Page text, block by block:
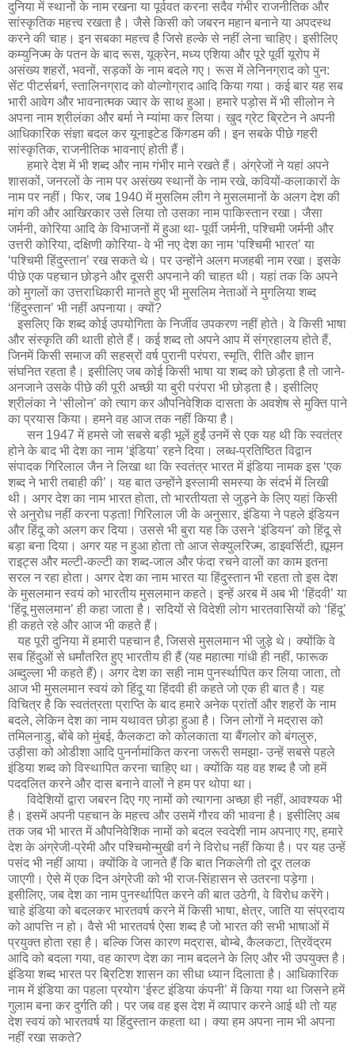
दुनिया में स्थानों के नाम रखना या पूर्ववत करना सदैव गंभीर राजनीतिक और
सांस्कृतिक महत्त्व रखता है। जैसे किसी को जबरन महान बनाने या अपदस्थ
करने की चाह। इन सबका महत्त्व है जिसे हल्के से नहीं लेना चाहिए। इसीलिए
कम्युनिज्म के पतन के बाद रूस, यूक्रेन, मध्य एशिया और पूरे पूर्वी यूरोप में
असंख्य शहरों, भवनों, सड़कों के नाम बदले गए। रूस में लेनिनग्राद को पुन:
सेंट पीटर्सबर्ग, स्तालिनग्राद को वोल्गोग्राद आदि किया गया। कई बार यह सब
भारी आवेग और भावनात्मक ज्वार के साथ हुआ। हमारे पड़ोस में भी सीलोन ने
अपना नाम श्रीलंका और बर्मा ने म्यांमा कर लिया। खुद ग्रेट ब्रिटेन ने अपनी
आधिकारिक संज्ञा बदल कर यूनाइटेड किंगडम की। इन सबके पीछे गहरी
सांस्कृतिक, राजनीतिक भावनाएं होती हैं।
हमारे देश में भी शब्द और नाम गंभीर माने रखते हैं। अंग्रेजों ने यहां अपने
शासकों, जनरलों के नाम पर असंख्य स्थानों के नाम रखे, कवियों-कलाकारों के
नाम पर नहीं। फिर, जब 1940 में मुसलिम लीग ने मुसलमानों के अलग देश की
मांग की और आखिरकार उसे लिया तो उसका नाम पाकिस्तान रखा। जैसा
जर्मनी, कोरिया आदि के विभाजनों में हुआ था- पूर्वी जर्मनी, पश्चिमी जर्मनी और
उत्तरी कोरिया, दक्षिणी कोरिया- वे भी नए देश का नाम ‘पश्चिमी भारत’ या
‘पश्चिमी हिंदुस्तान’ रख सकते थे। पर उन्होंने अलग मजहबी नाम रखा। इसके
पीछे एक पहचान छोड़ने और दूसरी अपनाने की चाहत थी। यहां तक कि अपने
को मुगलों का उत्तराधिकारी मानते हुए भी मुसलिम नेताओं ने मुगलिया शब्द
‘हिंदुस्तान’ भी नहीं अपनाया। क्यों?
इसलिए कि शब्द कोई उपयोगिता के निर्जीव उपकरण नहीं होते। वे किसी भाषा
और संस्कृति की थाती होते हैं। कई शब्द तो अपने आप में संग्रहालय होते हैं,
जिनमें किसी समाज की सहस्रों वर्ष पुरानी परंपरा, स्मृति, रीति और ज्ञान
संघनित रहता है। इसीलिए जब कोई किसी भाषा या शब्द को छोड़ता है तो जाने-
अनजाने उसके पीछे की पूरी अच्छी या बुरी परंपरा भी छोड़ता है। इसीलिए
श्रीलंका ने ‘सीलोन’ को त्याग कर औपनिवेशिक दासता के अवशेष से मुक्ति पाने
का प्रयास किया। हमने वह आज तक नहीं किया है।
सन 1947 में हमसे जो सबसे बड़ी भूलें हुईं उनमें से एक यह थी कि स्वतंत्र
होने के बाद भी देश का नाम ‘इंडिया’ रहने दिया। लब्ध-प्रतिष्ठित विद्वान
संपादक गिरिलाल जैन ने लिखा था कि स्वतंत्र भारत में इंडिया नामक इस ‘एक
शब्द ने भारी तबाही की’। यह बात उन्होंने इस्लामी समस्या के संदर्भ में लिखी
थी। अगर देश का नाम भारत होता, तो भारतीयता से जुड़ने के लिए यहां किसी
से अनुरोध नहीं करना पड़ता! गिरिलाल जी के अनुसार, इंडिया ने पहले इंडियन
और हिंदू को अलग कर दिया। उससे भी बुरा यह कि उसने ‘इंडियन’ को हिंदू से
बड़ा बना दिया। अगर यह न हुआ होता तो आज सेक्युलरिज्म, डाइवर्सिटी, ह्यूमन
राइट्स और मल्टी-कल्टी का शब्द-जाल और फंदा रचने वालों का काम इतना
सरल न रहा होता। अगर देश का नाम भारत या हिंदुस्तान भी रहता तो इस देश
के मुसलमान स्वयं को भारतीय मुसलमान कहते। इन्हें अरब में अब भी ‘हिंदवी’ या
‘हिंदू मुसलमान’ ही कहा जाता है। सदियों से विदेशी लोग भारतवासियों को ‘हिंदू’
ही कहते रहे और आज भी कहते हैं।
यह पूरी दुनिया में हमारी पहचान है, जिससे मुसलमान भी जुड़े थे। क्योंकि वे
सब हिंदुओं से धर्मांतरित हुए भारतीय ही हैं (यह महात्मा गांधी ही नहीं, फारूक
अब्दुल्ला भी कहते हैं)। अगर देश का सही नाम पुनर्स्थापित कर लिया जाता, तो
आज भी मुसलमान स्वयं को हिंदू या हिंदवी ही कहते जो एक ही बात है। यह
विचित्र है कि स्वतंत्रता प्राप्ति के बाद हमारे अनेक प्रांतों और शहरों के नाम
बदले, लेकिन देश का नाम यथावत छोड़ा हुआ है। जिन लोगों ने मद्रास को
तमिलनाडु, बोंबे को मुंबई, कैलकटा को कोलकाता या बैंगलोर को बंगलुरु,
उड़ीसा को ओडीशा आदि पुनर्नामांकित करना जरूरी समझा- उन्हें सबसे पहले
इंडिया शब्द को विस्थापित करना चाहिए था। क्योंकि यह वह शब्द है जो हमें
पददलित करने और दास बनाने वालों ने हम पर थोपा था।
विदेशियों द्वारा जबरन दिए गए नामों को त्यागना अच्छा ही नहीं, आवश्यक भी
है। इसमें अपनी पहचान के महत्त्व और उसमें गौरव की भावना है। इसीलिए अब
तक जब भी भारत में औपनिवेशिक नामों को बदल स्वदेशी नाम अपनाए गए, हमारे
देश के अंग्रेजी-प्रेमी और पश्चिमोन्मुखी वर्ग ने विरोध नहीं किया है। पर यह उन्हें
पसंद भी नहीं आया। क्योंकि वे जानते हैं कि बात निकलेगी तो दूर तलक
जाएगी। ऐसे में एक दिन अंग्रेजी को भी राज-सिंहासन से उतरना पड़ेगा।
इसीलिए, जब देश का नाम पुनर्स्थापित करने की बात उठेगी, वे विरोध करेंगे।
चाहे इंडिया को बदलकर भारतवर्ष करने में किसी भाषा, क्षेत्र, जाति या संप्रदाय
को आपत्ति न हो। वैसे भी भारतवर्ष ऐसा शब्द है जो भारत की सभी भाषाओं में
प्रयुक्त होता रहा है। बल्कि जिस कारण मद्रास, बोम्बे, कैलकटा, त्रिवेंद्रम
आदि को बदला गया, वह कारण देश का नाम बदलने के लिए और भी उपयुक्त है।
इंडिया शब्द भारत पर ब्रिटिश शासन का सीधा ध्यान दिलाता है। आधिकारिक
नाम में इंडिया का पहला प्रयोग ‘ईस्ट इंडिया कंपनी’ में किया गया था जिसने हमें
गुलाम बना कर दुर्गति की। पर जब वह इस देश में व्यापार करने आई थी तो यह
देश स्वयं को भारतवर्ष या हिंदुस्तान कहता था। क्या हम अपना नाम भी अपना
नहीं रखा सकते?